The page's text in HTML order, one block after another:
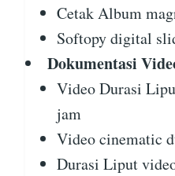
Cetak Album
Softopy digital
Dokumentasi
Video Durasi
jam
Video cinematic
Durasi Liput